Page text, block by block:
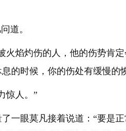
道。
火焰灼伤的人，他的伤势肯
的时候，你的伤处有缓慢的
惊人。”
一眼莫凡接着说道：“要是